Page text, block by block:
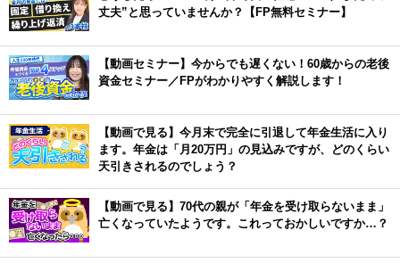
丈夫”と思っていませんか？【FP無料セミナー】
【動画セミナー】今からでも遅くない！60歳からの老後
資金セミナー／FPがわかりやすく解説します！
【動画で見る】今月末で完全に引退して年金生活に入り
ます。年金は「月20万円」の見込みですが、どのくらい
天引きされるのでしょう？
【動画で見る】70代の親が「年金を受け取らないまま」
亡くなっていたようです。これっておかしいですか…？